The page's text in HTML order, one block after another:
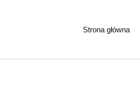
Strona główna